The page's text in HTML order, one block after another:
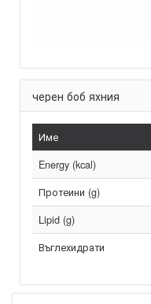
черен боб яхния
Име
Energy (kcal)
Протеини (g)
Lipid (g)
Въглехидрати